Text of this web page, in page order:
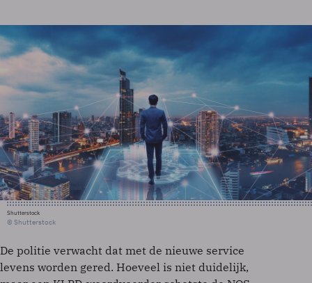
Shutterstock
© Shutterstock
De politie verwacht dat met de nieuwe service
levens worden gered. Hoeveel is niet duidelijk,